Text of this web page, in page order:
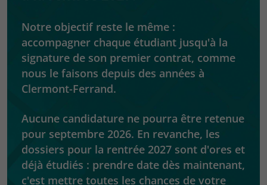
Notre objectif reste le même :
accompagner chaque étudiant jusqu'à la
signature de son premier contrat, comme
nous le faisons depuis des années à
Clermont-Ferrand.
Aucune candidature ne pourra être retenue
pour septembre 2026. En revanche, les
dossiers pour la rentrée 2027 sont d'ores et
déjà étudiés : prendre date dès maintenant,
c'est mettre toutes les chances de votre